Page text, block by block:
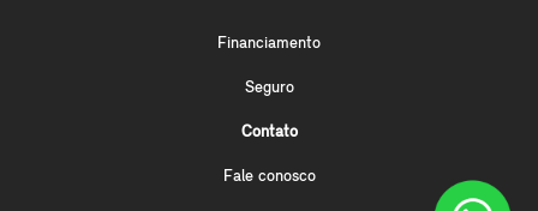
Financiamento
Seguro
Contato
Fale conosco